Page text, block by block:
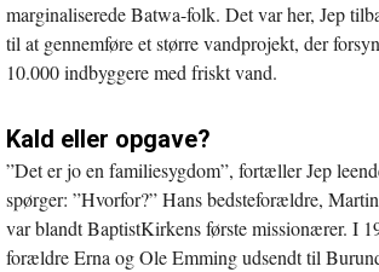
marginaliserede Batwa-folk. Det var her, Jep
til at gennemføre et større vandprojekt, der
10.000 indbyggere med friskt vand.
Kald eller opgave?
”Det er jo en familiesygdom”, fortæller Jep
spørger: ”Hvorfor?” Hans bedsteforældre,
var blandt BaptistKirkens første missionærer. I
forældre Erna og Ole Emming udsendt til